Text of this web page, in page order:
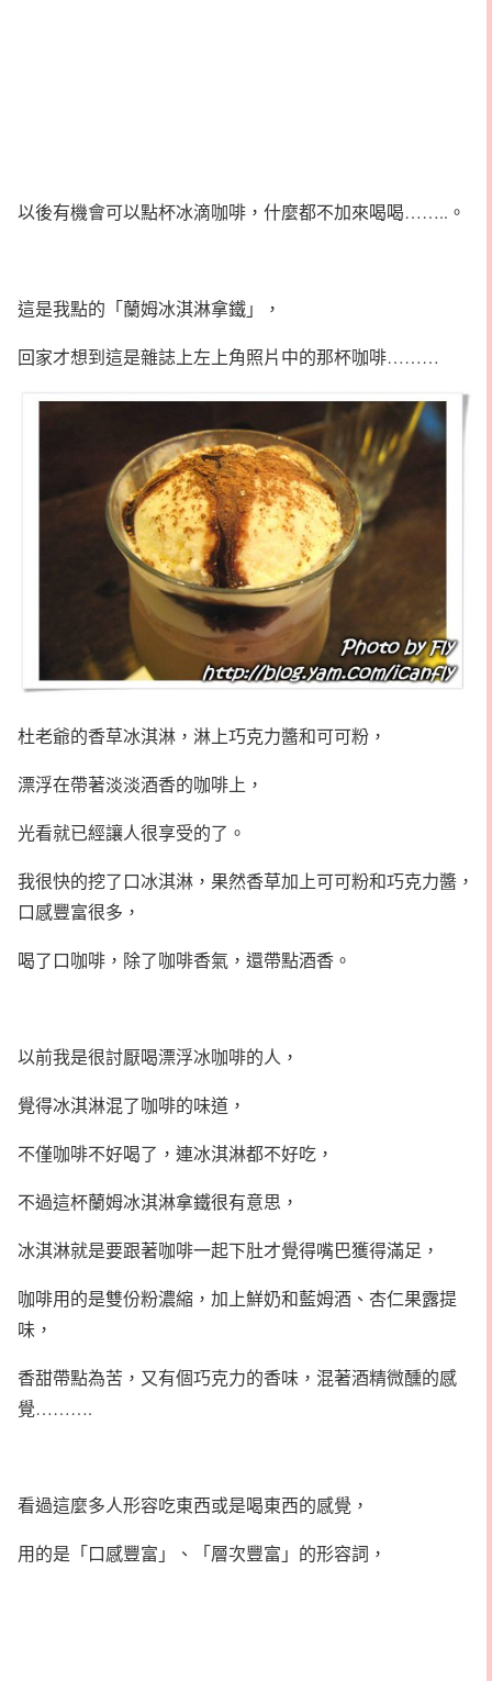
以後有機會可以點杯冰滴咖啡，什麼都不加來喝喝……..。
這是我點的「蘭姆冰淇淋拿鐵」，
回家才想到這是雜誌上左上角照片中的那杯咖啡………
杜老爺的香草冰淇淋，淋上巧克力醬和可可粉，
漂浮在帶著淡淡酒香的咖啡上，
光看就已經讓人很享受的了。
我很快的挖了口冰淇淋，果然香草加上可可粉和巧克力醬，
口感豐富很多，
喝了口咖啡，除了咖啡香氣，還帶點酒香。
以前我是很討厭喝漂浮冰咖啡的人，
覺得冰淇淋混了咖啡的味道，
不僅咖啡不好喝了，連冰淇淋都不好吃，
不過這杯蘭姆冰淇淋拿鐵很有意思，
冰淇淋就是要跟著咖啡一起下肚才覺得嘴巴獲得滿足，
咖啡用的是雙份粉濃縮，加上鮮奶和藍姆酒、杏仁果露提
味，
香甜帶點為苦，又有個巧克力的香味，混著酒精微醺的感
覺……….
看過這麼多人形容吃東西或是喝東西的感覺，
用的是「口感豐富」、「層次豐富」的形容詞，